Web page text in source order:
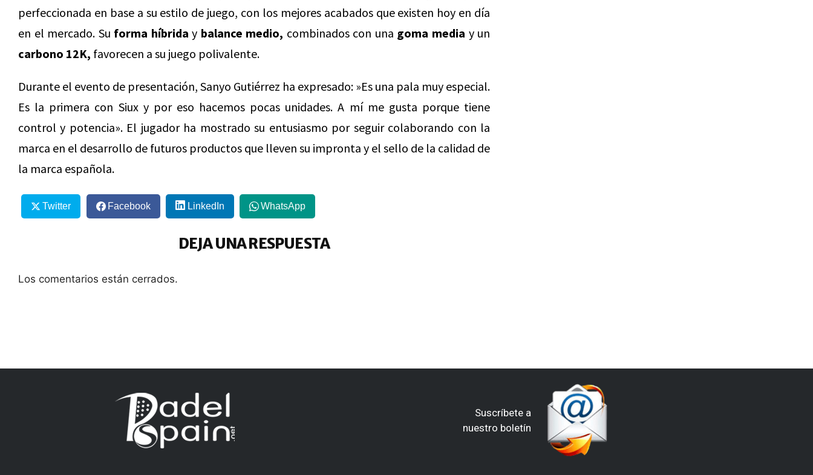
perfeccionada en base a su estilo de juego, con los mejores acabados que existen hoy en día
en el mercado. Su forma híbrida y balance medio, combinados con una goma media y un
carbono 12K, favorecen a su juego polivalente.
Durante el evento de presentación, Sanyo Gutiérrez ha expresado: »Es una pala muy especial.
Es la primera con Siux y por eso hacemos pocas unidades. A mí me gusta porque tiene
control y potencia». El jugador ha mostrado su entusiasmo por seguir colaborando con la
marca en el desarrollo de futuros productos que lleven su impronta y el sello de la calidad de
la marca española.
Twitter Facebook LinkedIn WhatsApp
DEJA UNA RESPUESTA
Los comentarios están cerrados.
Suscríbete a
nuestro boletín